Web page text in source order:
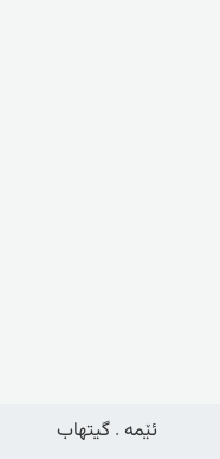
ئێمە . گیتهاب